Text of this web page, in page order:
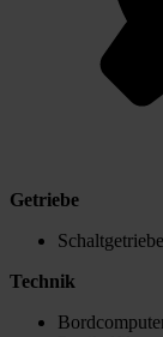
Getriebe
Schaltgetriebe
Technik